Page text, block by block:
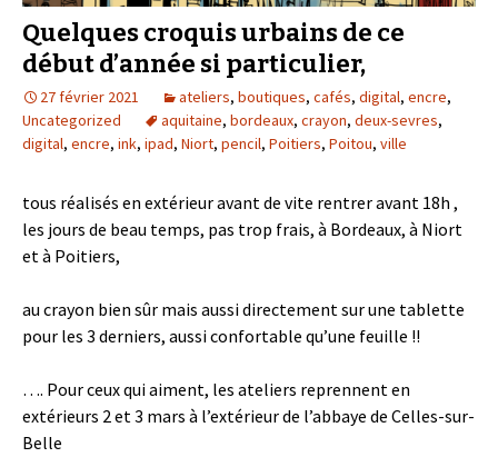
Quelques croquis urbains de ce
début d’année si particulier,
27 février 2021 ateliers, boutiques, cafés, digital, encre,
Uncategorized
aquitaine, bordeaux, crayon, deux-sevres,
digital, encre, ink, ipad, Niort, pencil, Poitiers, Poitou, ville
tous réalisés en extérieur avant de vite rentrer avant 18h ,
les jours de beau temps, pas trop frais, à Bordeaux, à Niort
et à Poitiers,
au crayon bien sûr mais aussi directement sur une tablette
pour les 3 derniers, aussi confortable qu’une feuille !!
…. Pour ceux qui aiment, les ateliers reprennent en
extérieurs 2 et 3 mars à l’extérieur de l’abbaye de Celles-sur-
Belle